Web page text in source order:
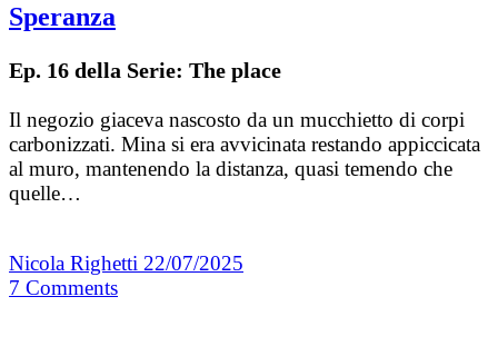
Speranza
Ep. 16 della Serie: The place
Il negozio giaceva nascosto da un mucchietto di corpi
carbonizzati. Mina si era avvicinata restando appiccicata
al muro, mantenendo la distanza, quasi temendo che
quelle…
Nicola Righetti 22/07/2025
7 Comments